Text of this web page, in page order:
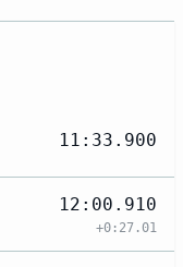
11:33.900
12:00.910
+0:27.01